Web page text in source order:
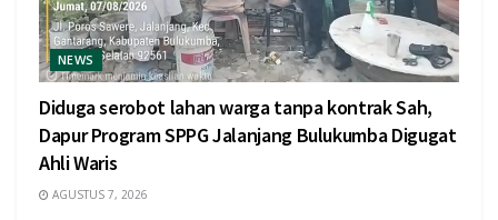
NEWS
Diduga serobot lahan warga tanpa kontrak Sah,
Dapur Program SPPG Jalanjang Bulukumba Digugat
Ahli Waris
AGUSTUS 7, 2026